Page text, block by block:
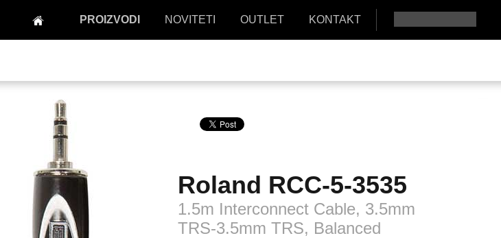
PROIZVODI NOVITETI OUTLET KONTAKT
Roland RCC-5-3535
1.5m Interconnect Cable, 3.5mm
TRS-3.5mm TRS, Balanced